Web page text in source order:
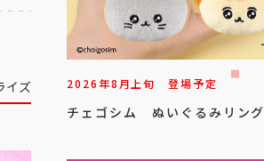
イズ 2026年8月上旬 登場予定
チェゴシム ぬいぐるみリング